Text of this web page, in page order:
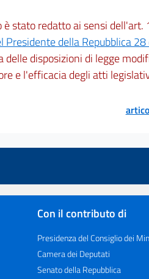
stato redatto ai sensi
Presidente della Repubblica
disposizioni di legge
e l'efficacia degli atti
Con il contributo di
Presidenza del Consiglio dei
Camera dei Deputati
Senato della Repubblica